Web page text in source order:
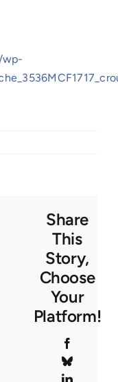
wp-
Share
This
Story,
Choose
Your
Platform!
Bluesky
LinkedIn